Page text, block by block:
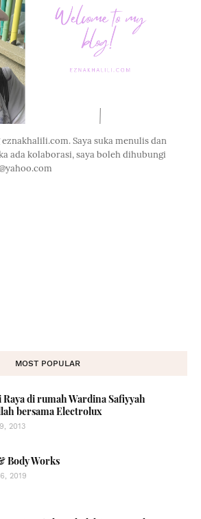
Saya suka menulis dan
ada kolaborasi, saya boleh dihubungi
MOST POPULAR
Raya di rumah Wardina Safiyyah
bersama Electrolux
2013
Body Works
2019